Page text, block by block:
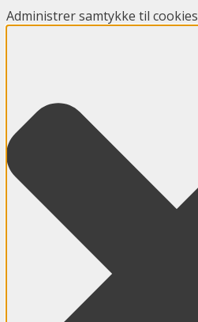
Administrer samtykke til cookies